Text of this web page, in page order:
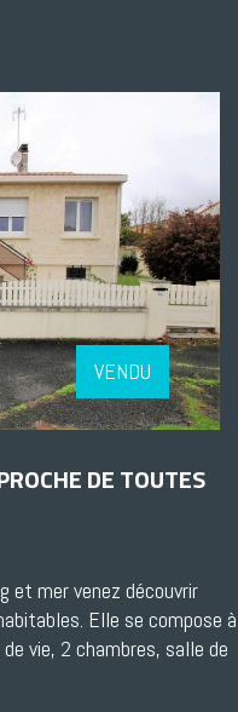
VENDU
DE TOUTES
et mer venez découvrir
Elle se compose à
vie, 2 chambres, salle de